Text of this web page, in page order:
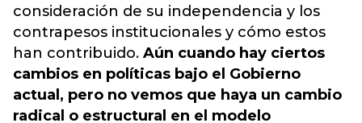
consideración de su independencia y los
contrapesos institucionales y cómo estos
han contribuido. Aún cuando hay ciertos
cambios en políticas bajo el Gobierno
actual, pero no vemos que haya un cambio
radical o estructural en el modelo